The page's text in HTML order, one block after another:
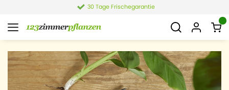
4,4 von 6.021 Bewertungen